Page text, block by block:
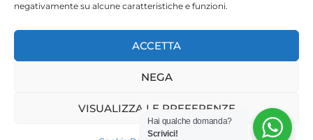
negativamente su alcune caratteristiche e funzioni.
ACCETTA
NEGA
VISUALIZZA LE PREFERENZE
HOME
SAFARI TANZANIA
Hai qualche domanda?
Scrivici!